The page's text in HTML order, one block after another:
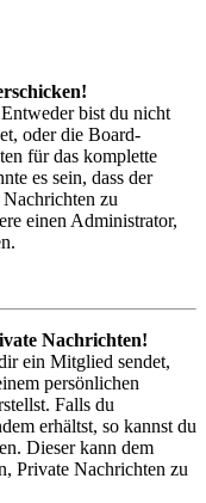
bist du nicht
oder die Board-
für das komplette
es sein, dass der
zu
einen Administrator,
Nachrichten!
ein Mitglied sendet,
persönlichen
Falls du
erhältst, so kannst du
Dieser kann dem
Private Nachrichten zu